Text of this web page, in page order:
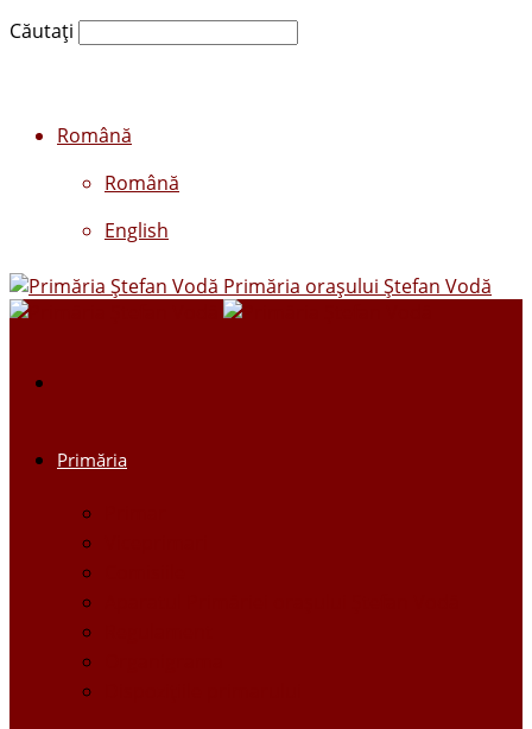
Căutați
Română
Română
English
Primăria oraşului Ştefan Vodă
Primăria